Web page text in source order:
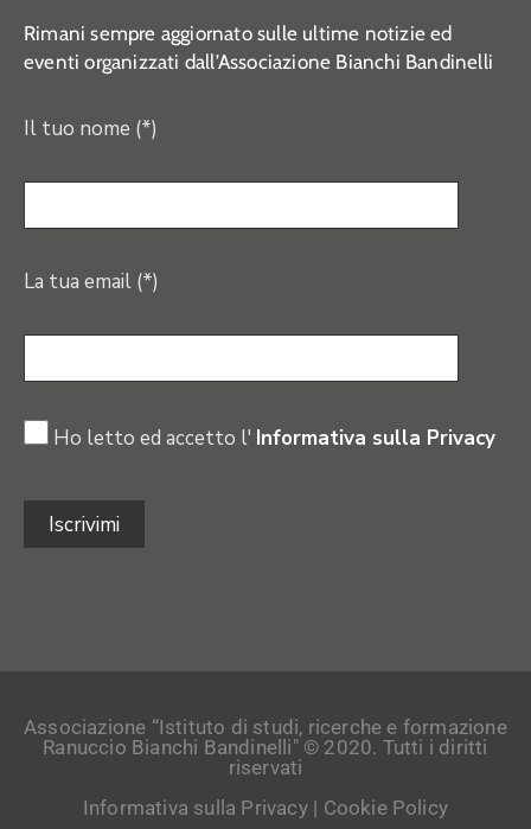
Rimani sempre aggiornato sulle ultime notizie ed
eventi organizzati dall’Associazione Bianchi Bandinelli
Il tuo nome (*)
La tua email (*)
Ho letto ed accetto l' Informativa sulla Privacy
Associazione “Istituto di studi, ricerche e formazione
Ranuccio Bianchi Bandinelli" © 2020. Tutti i diritti
riservati
Informativa sulla Privacy| Cookie Policy